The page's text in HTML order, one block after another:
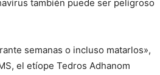
también puede ser peligroso
semanas o incluso matarlos»,
el etíope Tedros Adhanom